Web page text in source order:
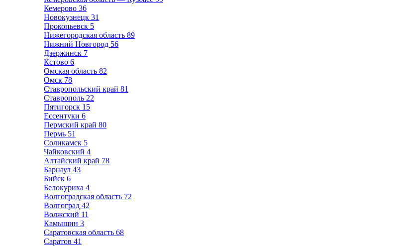
Кемерово 36
Новокузнецк 31
Прокопьевск 5
Нижегородская область 89
Нижний Новгород 56
Дзержинск 7
Кстово 6
Омская область 82
Омск 78
Ставропольский край 81
Ставрополь 22
Пятигорск 15
Ессентуки 6
Пермский край 80
Пермь 51
Соликамск 5
Чайковский 4
Алтайский край 78
Барнаул 43
Бийск 6
Белокуриха 4
Волгоградская область 72
Волгоград 42
Волжский 11
Камышин 3
Саратовская область 68
Саратов 41